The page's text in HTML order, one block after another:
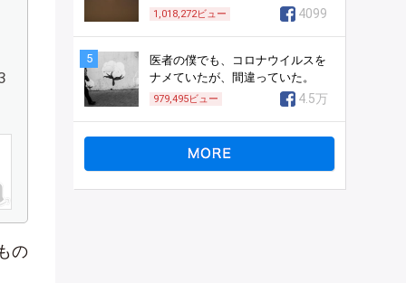
の
1,018,272ビュー 4099
5
医者の僕でも、コロナウイルスを
ナメていたが、間違っていた。
979,495ビュー 4.5万